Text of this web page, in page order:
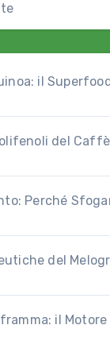
il
del
Perché
del
il